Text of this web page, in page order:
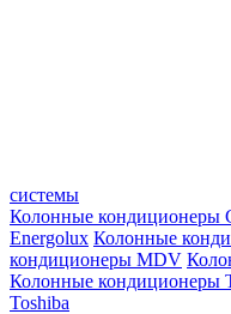
системы
Колонные кондиционеры
Energolux Колонные
кондиционеры MDV
Колонные кондиционеры
Toshiba